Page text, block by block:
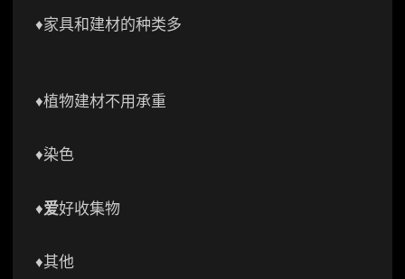
♦️家具和建材的种类多
♦️植物建材不用承重
♦️染色
♦️爱好收集物
♦️其他